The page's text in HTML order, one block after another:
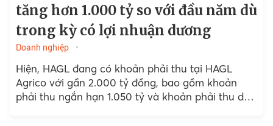
tăng hơn 1.000 tỷ so với đầu năm dù
trong kỳ có lợi nhuận dương
Doanh nghiệp
Hiện, HAGL đang có khoản phải thu tại HAGL
Agrico với gần 2.000 tỷ đồng, bao gồm khoản
phải thu ngắn hạn 1.050 tỷ và khoản phải thu dài